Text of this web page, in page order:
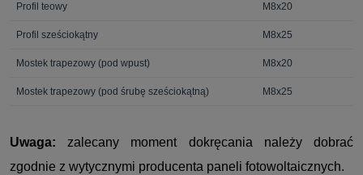
Profil teowy M8x20
Profil sześciokątny M8x25
Mostek trapezowy (pod wpust) M8x20
Mostek trapezowy (pod śrubę sześciokątną) M8x25
Uwaga: zalecany moment dokręcania należy dobrać
zgodnie z wytycznymi producenta paneli fotowoltaicznych.